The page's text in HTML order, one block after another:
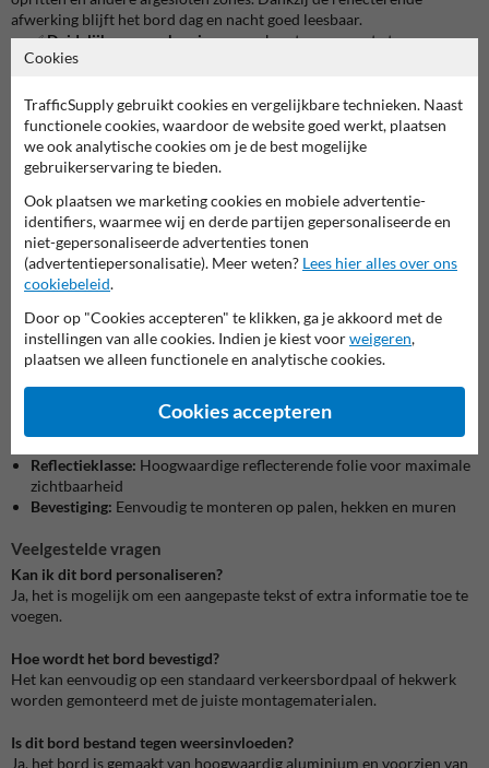
afwerking blijft het bord dag en nacht goed leesbaar.
✅Duidelijke waarschuwing– voorkomt ongewenste toegang en
misverstanden.
weersomstandigheden.
✅Duurzaam materiaal– gemaakt van weerbestendig aluminium
voor langdurig gebruik.
✅Eenvoudige montage– geschikt voor bevestiging op palen,
Waar gebruik je dit verkeersbord geen doorgang?
Dit bord is perfect voor eigen terrein, bedrijventerreinen,
parkeerplaatsen en privéwegen. Het zorgt voor een duidelijke
afbakening en verhoogt de veiligheid. Zoek je een bord met een
expliciete verboden toegang melding? Bekijk dan onsbord Terrein
Niet Betreden – Verboden Toegangof ontdek onze volledige collectie
eigen terrein borden .
Weerbestendig aluminium
Reflectieklasse: Hoogwaardige reflecterende folie voor maximale
zichtbaarheid
Bevestiging: Eenvoudig te monteren op palen, hekken en muren
Veelgestelde vragen
Kan ik dit bord personaliseren?
Ja, het is mogelijk om een aangepaste tekst of extra informatie toe te
voegen.
Hoe wordt het bord bevestigd?
Het kan eenvoudig op een standaard verkeersbordpaal of hekwerk
worden gemonteerd met de juiste montagematerialen.
Is dit bord bestand tegen weersinvloeden?
Ja, het bord is gemaakt van hoogwaardig aluminium en voorzien van
Cookies
TrafficSupply gebruikt cookies en vergelijkbare technieken. Naast
functionele cookies, waardoor de website goed werkt, plaatsen
we ook analytische cookies om je de best mogelijke
gebruikerservaring te bieden.
Ook plaatsen we marketing cookies en mobiele advertentie-
identifiers, waarmee wij en derde partijen gepersonaliseerde en
niet-gepersonaliseerde advertenties tonen
(advertentiepersonalisatie). Meer weten? Lees hier alles over ons
cookiebeleid.
Door op "Cookies accepteren" te klikken, ga je akkoord met de
instellingen van alle cookies. Indien je kiest voorweigeren,
plaatsen we alleen functionele en analytische cookies.
Cookies accepteren